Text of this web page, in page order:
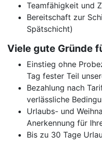
Teamfähigkeit und
Bereitschaft zur
Spätschicht)
Viele gute Gründe
Einstieg ohne
Tag fester Teil
Bezahlung nach
verlässliche
Urlaubs- und
Anerkennung für
Bis zu 30 Tage